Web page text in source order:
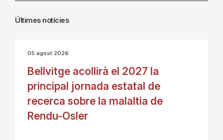
Últimes notícies
05 agost 2026
Bellvitge acollirà el 2027 la
principal jornada estatal de
recerca sobre la malaltia de
Rendu-Osler